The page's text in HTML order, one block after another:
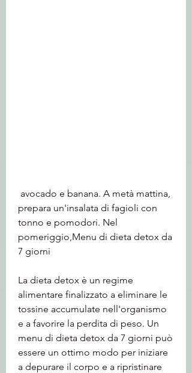
prepara un'insalata di fagioli con
tonno e pomodori. Nel
pomeriggio,Menu di dieta detox da
7 giorni
La dieta detox è un regime
alimentare finalizzato a eliminare le
tossine accumulate nell'organismo
e a favorire la perdita di peso. Un
menu di dieta detox da 7 giorni può
essere un ottimo modo per iniziare
a depurare il corpo e a ripristinare